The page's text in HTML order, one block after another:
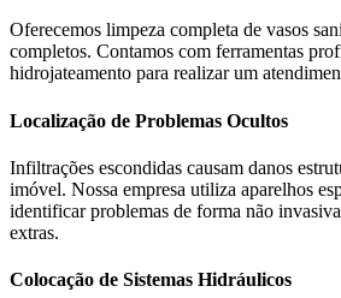
Oferecemos limpeza completa de vasos
completos. Contamos com ferramentas
hidrojateamento para realizar um
Localização de Problemas Ocultos
Infiltrações escondidas causam danos
imóvel. Nossa empresa utiliza aparelhos
identificar problemas de forma não
extras.
Colocação de Sistemas Hidráulicos